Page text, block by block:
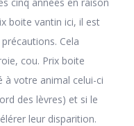
boite vantin ici, il est
Cela
cou. Prix boite
votre animal celui-ci
des lèvres) et si le
leur disparition.